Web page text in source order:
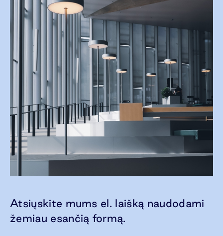
Atsiųskite mums el. laišką naudodami
žemiau esančią formą.